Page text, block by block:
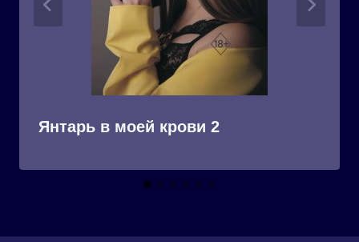
Янтарь в моей крови 2